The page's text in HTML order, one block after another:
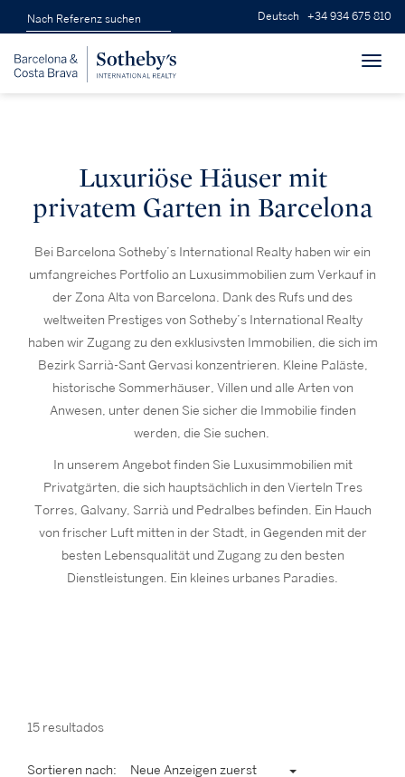
Deutsch +34 934 675 810
Luxuriöse Häuser mit
privatem Garten in Barcelona
Bei Barcelona Sotheby’s International Realty haben wir ein
umfangreiches Portfolio an Luxusimmobilien zum Verkauf in
der Zona Alta von Barcelona. Dank des Rufs und des
weltweiten Prestiges von Sotheby’s International Realty
haben wir Zugang zu den exklusivsten Immobilien, die sich im
Bezirk Sarrià-Sant Gervasi konzentrieren. Kleine Paläste,
historische Sommerhäuser, Villen und alle Arten von
Anwesen, unter denen Sie sicher die Immobilie finden
werden, die Sie suchen.
In unserem Angebot finden Sie Luxusimmobilien mit
Privatgärten, die sich hauptsächlich in den Vierteln Tres
Torres, Galvany, Sarrià und Pedralbes befinden. Ein Hauch
von frischer Luft mitten in der Stadt, in Gegenden mit der
besten Lebensqualität und Zugang zu den besten
Dienstleistungen. Ein kleines urbanes Paradies.
15 resultados
Sortieren nach: Neue Anzeigen zuerst